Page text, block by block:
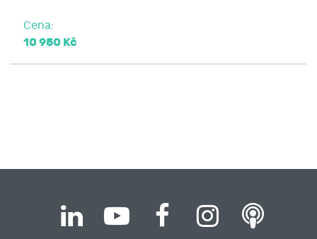
Cena:
10 950 Kč